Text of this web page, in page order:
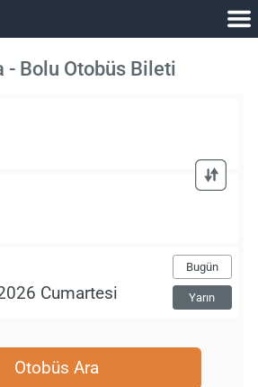
- Bolu Otobüs Bileti
Bugün
Yarın
Otobüs Ara